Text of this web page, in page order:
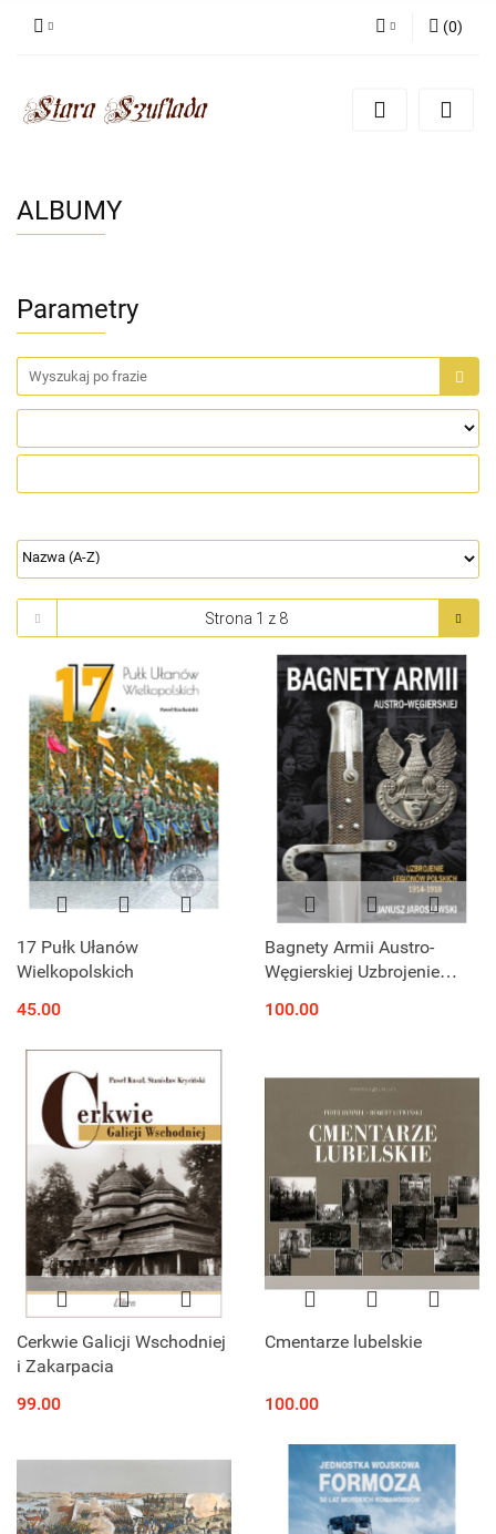
Zarejestruj się
(0)
ALBUMY
Parametry
17 Pułk Ułanów
Wielkopolskich
45.00
Bagnety Armii Austro-
Węgierskiej Uzbrojenie
1918
100.00
Cerkwie Galicji Wschodniej
i Zakarpacia
99.00
Cmentarze lubelskie
100.00